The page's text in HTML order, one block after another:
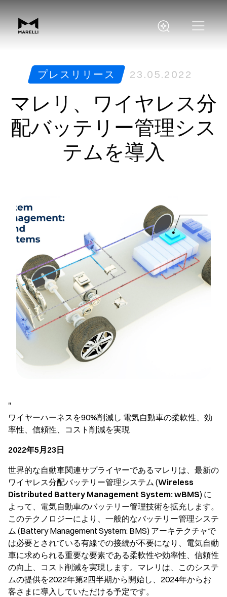
プレスリリース 23.05.2022
マレリ、ワイヤレス分
配バッテリー管理シス
テムを導入
"
ワイヤーハーネスを90%削減し 電気自動車の柔軟性、効
率性、信頼性、コスト削減を実現
2022年5月23日
世界的な自動車関連サプライヤーであるマレリは、最新の
ワイヤレス分配バッテリー管理システム (Wireless
Distributed Battery Management System: wBMS) に
よって、電気自動車のバッテリー管理技術を拡充します。
このテクノロジーにより、一般的なバッテリー管理システ
ム (Battery Management System: BMS) アーキテクチャで
は必要とされている有線での接続が不要になり、電気自動
車に求められる重要な要素である柔軟性や効率性、信頼性
の向上、コスト削減を実現します。マレリは、このシステ
ムの提供を2022年第2四半期から開始し、2024年からお
客さまに導入していただける予定です。